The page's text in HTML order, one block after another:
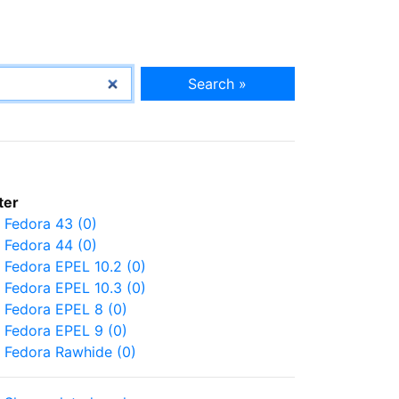
Search »
Fedora 43 (0)
Fedora 44 (0)
Fedora EPEL 10.2 (0)
Fedora EPEL 10.3 (0)
Fedora EPEL 8 (0)
Fedora EPEL 9 (0)
Fedora Rawhide (0)